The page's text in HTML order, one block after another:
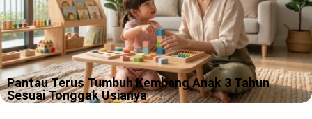
Pantau Terus Tumbuh Kembang Anak 3 Tahun
Sesuai Tonggak Usianya